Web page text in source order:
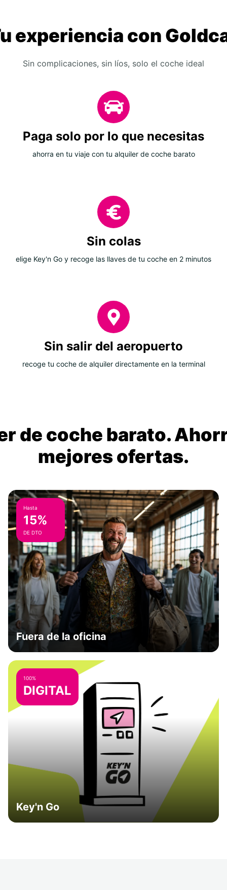
experiencia con
Sin complicaciones, sin líos, solo el coche ideal
Paga solo por lo que necesitas
ahorra en tu viaje con tu alquiler de coche barato
Sin colas
elige Key'n Go y recoge las llaves de tu coche en 2 minutos
Sin salir del aeropuerto
recoge tu coche de alquiler directamente en la terminal
de coche barato.
mejores ofertas.
Hasta
15%
DE DTO
Fuera de la oficina
100%
DIGITAL
Key'n Go